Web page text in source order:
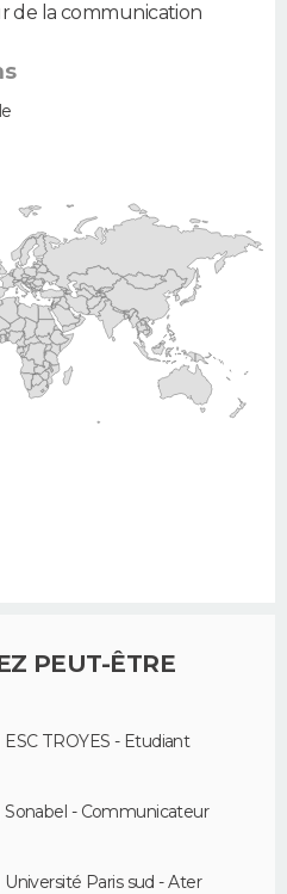
de la communication
PEUT-ÊTRE
TROYES - Etudiant
Sonabel - Communicateur
Paris sud - Ater